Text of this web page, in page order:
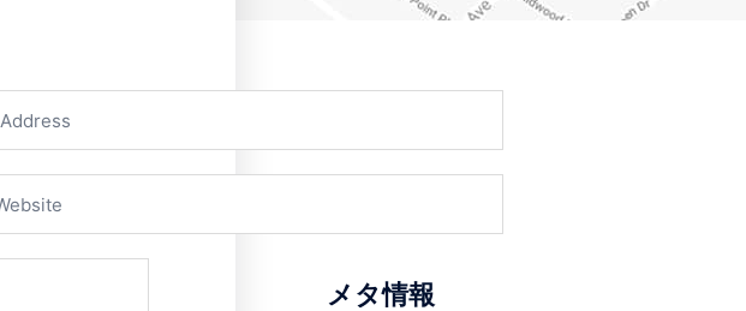
2023年11月
メタ情報